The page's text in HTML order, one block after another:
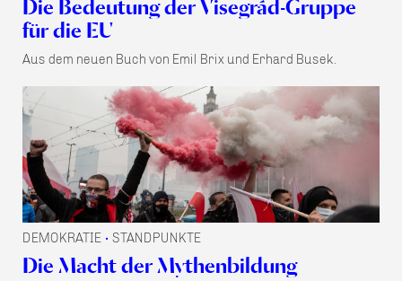
Die Bedeutung der Visegrád-Gruppe
für die EU
Aus dem neuen Buch von Emil Brix und Erhard Busek.
DEMOKRATIE • STANDPUNKTE
Die Macht der Mythenbildung